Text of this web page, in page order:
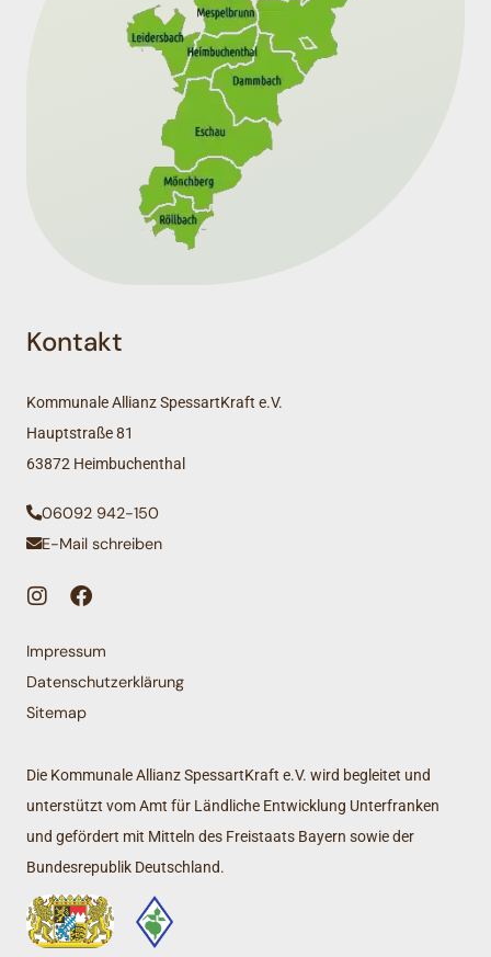
Kontakt
Kommunale Allianz SpessartKraft e.V.
Hauptstraße 81
63872 Heimbuchenthal
06092 942-150
E-Mail schreiben
Impressum
Datenschutzerklärung
Sitemap
Die Kommunale Allianz SpessartKraft e.V. wird begleitet und
unterstützt vom Amt für Ländliche Entwicklung Unterfranken
und gefördert mit Mitteln des Freistaats Bayern sowie der
Bundesrepublik Deutschland.